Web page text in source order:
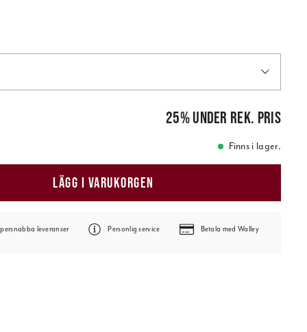
25%under rek. pris
Finns i lager.
LÄGG I VARUKORGEN
leveranser Personlig service Betala med Walley